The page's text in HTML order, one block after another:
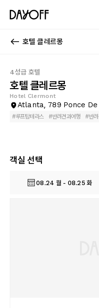
호텔 클레르몽
4성급 호텔
호텔 클레르몽
Hotel Clermont
Atlanta, 789 Ponce
#루프탑테라스 #반려견과여행 #반
객실 선택
08.24 월 - 08.25 화